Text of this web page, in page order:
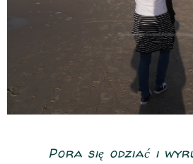
Pora się odziać i